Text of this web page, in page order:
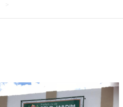
está aqui: